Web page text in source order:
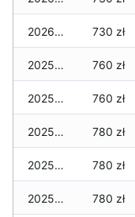
2026-01-01 730 zł
2025-12-31 760 zł
2025-12-30 760 zł
2025-12-29 780 zł
2025-12-28 780 zł
2025-12-27 780 zł